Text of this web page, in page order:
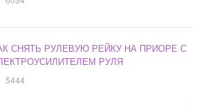
СНЯТЬ РУЛЕВУЮ РЕЙКУ НА ПРИОРЕ С
РУЛЯ
5444